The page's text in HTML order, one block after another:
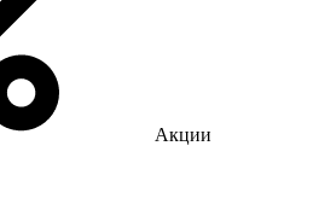
Акции